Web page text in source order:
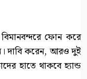
ফোন করে
দাবি করেন, আরও দুই
হাতে থাকবে হ্যান্ড